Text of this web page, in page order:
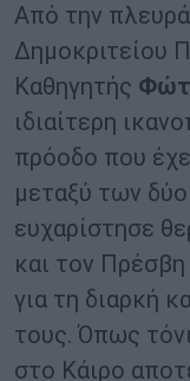
Από την
Δημοκριτείου
Kαθηγητής
ιδιαίτερη
πρόοδο που
μεταξύ των
ευχαρίστησε
και τον
για τη διαρκή
τους. Όπως
στο Κάιρο